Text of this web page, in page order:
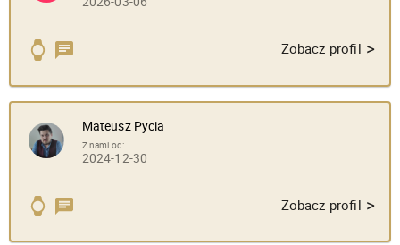
Zobacz profil >
Mateusz Pycia
Z nami od:
2024-12-30
Zobacz profil >